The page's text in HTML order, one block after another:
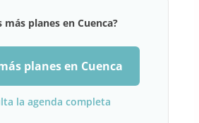
más planes en Cuenca?
planes en Cuenca
la agenda completa